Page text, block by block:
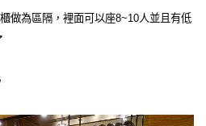
做為區隔，裡面可以座8~10人並且有低